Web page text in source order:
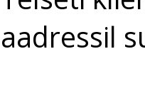
aadressil